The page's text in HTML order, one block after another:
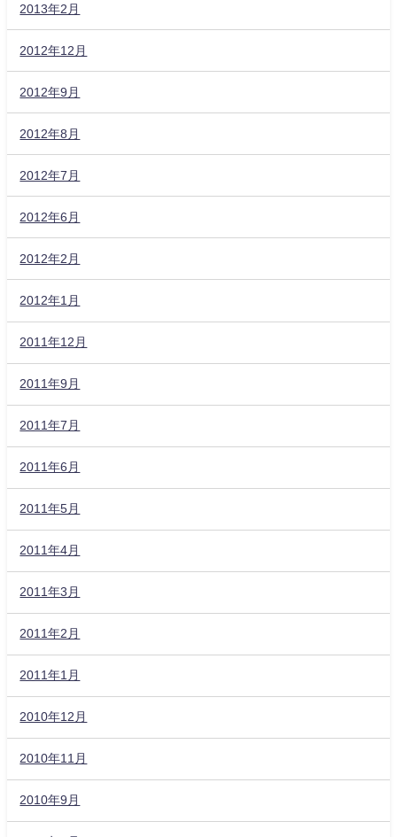
2013年2月
2012年12月
2012年9月
2012年8月
2012年7月
2012年6月
2012年2月
2012年1月
2011年12月
2011年9月
2011年7月
2011年6月
2011年5月
2011年4月
2011年3月
2011年2月
2011年1月
2010年12月
2010年11月
2010年9月